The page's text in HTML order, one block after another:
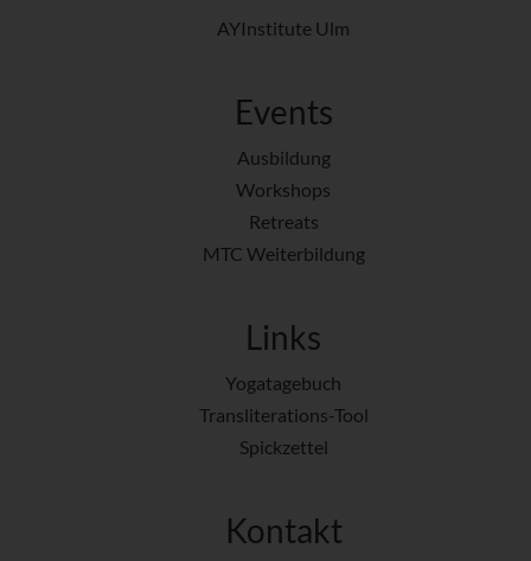
AYInstitute Ulm
Events
Ausbildung
Workshops
Retreats
MTC Weiterbildung
Links
Yogatagebuch
Transliterations-Tool
Spickzettel
Kontakt